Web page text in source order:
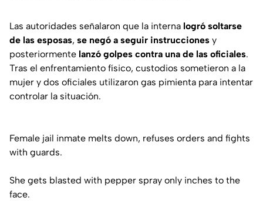
Las autoridades señalaron que la interna logró soltarse
de las esposas, se negó a seguir instrucciones y
posteriormente lanzó golpes contra una de las oficiales.
Tras el enfrentamiento físico, custodios sometieron a la
mujer y dos oficiales utilizaron gas pimienta para intentar
controlar la situación.
Female jail inmate melts down, refuses orders and fights
with guards.
She gets blasted with pepper spray only inches to the
face.